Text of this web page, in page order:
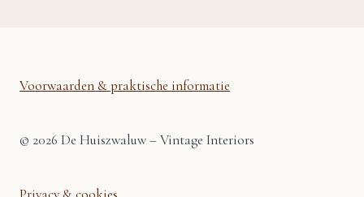
Voorwaarden & praktische informatie
© 2026 De Huiszwaluw – Vintage Interiors